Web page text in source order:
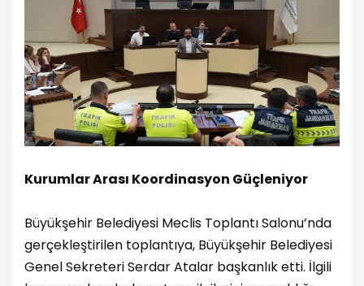
Kurumlar Arası Koordinasyon Güçleniyor
Büyükşehir Belediyesi Meclis Toplantı Salonu’nda
gerçekleştirilen toplantıya, Büyükşehir Belediyesi
Genel Sekreteri Serdar Atalar başkanlık etti. İlgili